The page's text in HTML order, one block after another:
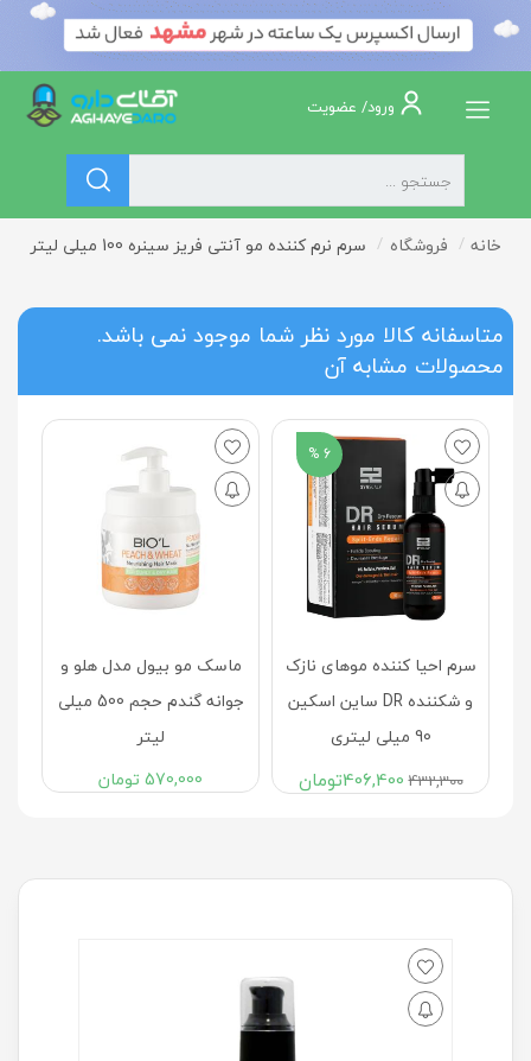
ورود/ عضویت
خانه فروشگاه سرم نرم کننده مو آنتی فریز سینره 100 میلی لیتر
متاسفانه کالا مورد نظر شما موجود نمی باشد.
محصولات مشابه آن
6 %
سرم احیا کننده موهای نازک
و شکننده DR ساین اسکین
90 میلی لیتری
432,300
406,400تومان
ماسک مو بیول مدل هلو و
جوانه گندم حجم 500 میلی
لیتر
570,000 تومان